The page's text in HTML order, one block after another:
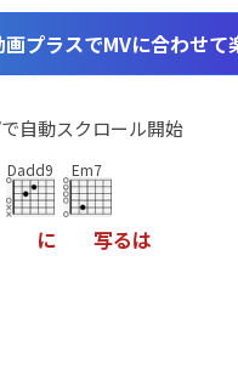
画プラスでMVに合わせて
自動スクロール開始
Dadd9
に
Em7
写るは